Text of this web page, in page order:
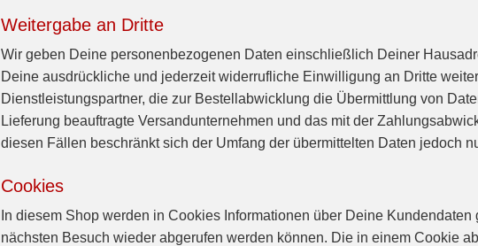
Weitergabe an Dritte
Wir geben Deine personenbezogenen Daten einschließlich Deiner
Deine ausdrückliche und jederzeit widerrufliche Einwilligung an Dritte
Dienstleistungspartner, die zur Bestellabwicklung die Übermittlung von
Lieferung beauftragte Versandunternehmen und das mit der
diesen Fällen beschränkt sich der Umfang der übermittelten Daten jedoch
Cookies
In diesem Shop werden in Cookies Informationen über Deine
nächsten Besuch wieder abgerufen werden können. Die in einem Cookie